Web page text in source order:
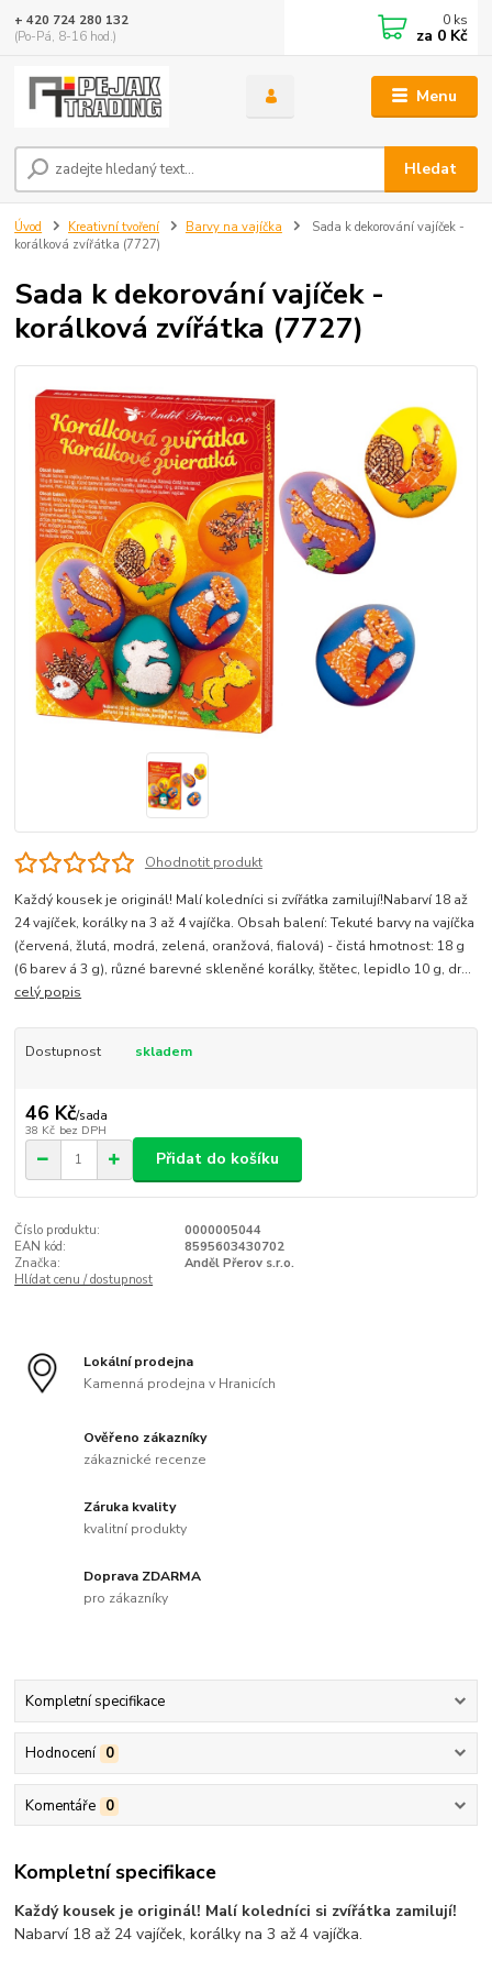
Menu
Hledat
+ 420 724 280 132
(Po-Pá, 8-16 hod.)
0 ks
za 0 Kč
Úvod Kreativní tvoření Barvy na vajíčka
Sada k dekorování vajíček -
korálková zvířátka (7727)
Sada k dekorování vajíček -
korálková zvířátka (7727)
Ohodnotit produkt
Každý kousek je originál! Malí koledníci si zvířátka zamilují!Nabarví 18 až
24 vajíček, korálky na 3 až 4 vajíčka. Obsah balení: Tekuté barvy na vajíčka
(červená, žlutá, modrá, zelená, oranžová, fialová) - čistá hmotnost: 18 g
(6 barev á 3 g), různé barevné skleněné korálky, štětec, lepidlo 10 g, dr...
celý popis
Dostupnost skladem
46 Kč/sada
38 Kč bez DPH
Přidat do košíku
Číslo produktu:
0000005044
EAN kód:
8595603430702
Značka:
Anděl Přerov s.r.o.
Hlídat cenu / dostupnost
Lokální prodejna
Kamenná prodejna v Hranicích
Ověřeno zákazníky
zákaznické recenze
Záruka kvality
kvalitní produkty
Doprava ZDARMA
pro zákazníky
Kompletní specifikace
Hodnocení 0
Komentáře 0
Kompletní specifikace
Každý kousek je originál! Malí koledníci si zvířátka zamilují!
Nabarví 18 až 24 vajíček, korálky na 3 až 4 vajíčka.